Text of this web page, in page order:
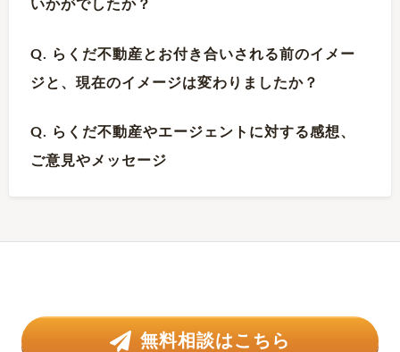
いかがでしたか？
Q. らくだ不動産とお付き合いされる前のイメー
ジと、現在のイメージは変わりましたか？
Q. らくだ不動産やエージェントに対する感想、
ご意見やメッセージ
無料相談はこちら